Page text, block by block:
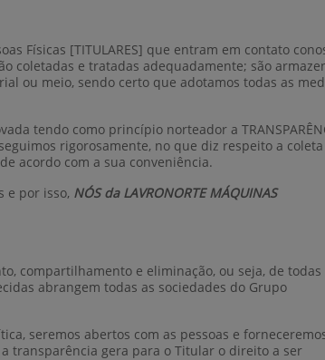
Físicas [TITULARES] que entram em contato
coletadas e tratadas adequadamente; são
ou meio, sendo certo que adotamos todas as
tendo como princípio norteador a
rigorosamente, no que diz respeito a
acordo com a sua conveniência.
e por isso, NÓS da LAVRONORTE MÁQUINAS
compartilhamento e eliminação, ou seja, de todas
abrangem todas as sociedades do Grupo
seremos abertos com as pessoas e
transparência gera para o Titular o direito a ser